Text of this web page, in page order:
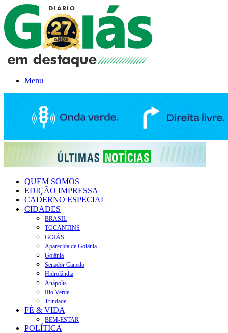
Menu
QUEM SOMOS
EDIÇÃO IMPRESSA
CADERNO ESPECIAL
CIDADES
BRASIL
TOCANTINS
GOIÁS
Aparecida de Goiânia
Goiânia
Senador Canedo
Hidrolândia
Anápolis
Rio Verde
Trindade
FÉ & VIDA
BEM-ESTAR
POLÍTICA